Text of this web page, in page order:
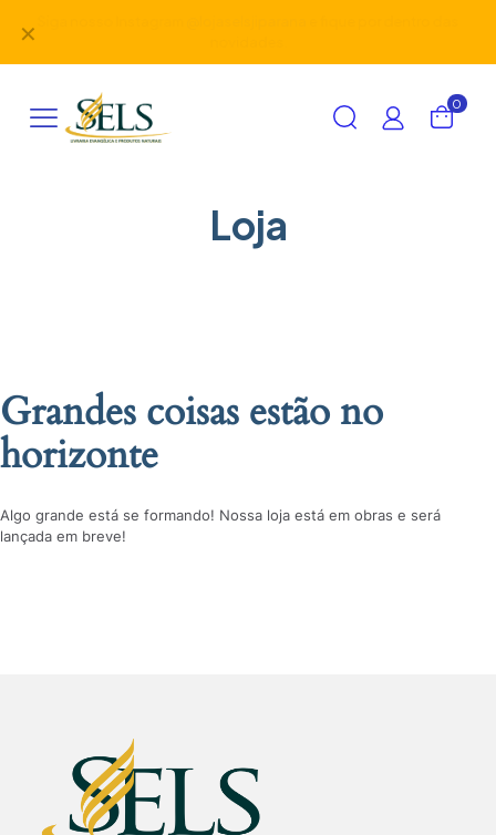
✕
0
Loja
Grandes coisas estão no
horizonte
Algo grande está se formando! Nossa loja está em obras e será
lançada em breve!